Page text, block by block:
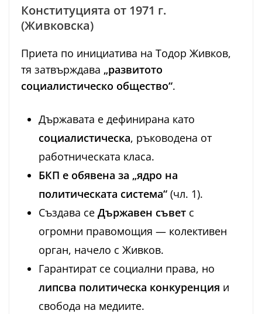
Конституцията от 1971 г.
(Живковска)
Приета по инициатива на Тодор Живков,
тя затвърждава „развитото
социалистическо общество“.
Държавата е дефинирана като
социалистическа, ръководена от
работническата класа.
БКП е обявена за „ядро на
политическата система“ (чл. 1).
Създава се Държавен съвет с
огромни правомощия — колективен
орган, начело с Живков.
Гарантират се социални права, но
липсва политическа конкуренция и
свобода на медиите.